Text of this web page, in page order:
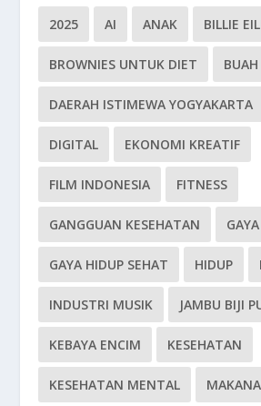
2025 AI ANAK BILLIE
BROWNIES UNTUK DIET
DAERAH ISTIMEWA YOGYAKARTA
DIGITAL EKONOMI KREATIF
FILM INDONESIA FITNESS
GANGGUAN KESEHATAN
GAYA HIDUP SEHAT HIDUP
INDUSTRI MUSIK JAMBU BIJI
KEBAYA ENCIM KESEHATAN
KESEHATAN MENTAL